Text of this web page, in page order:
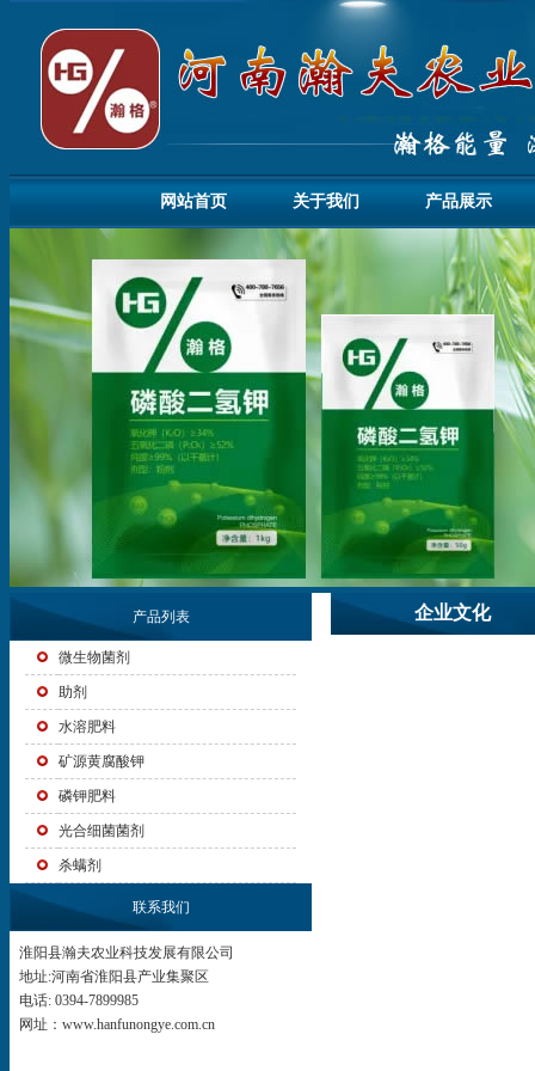
网站首页 关于我们 产品展示
产品列表
微生物菌剂
助剂
水溶肥料
矿源黄腐酸钾
磷钾肥料
光合细菌菌剂
杀螨剂
联系我们
淮阳县瀚夫农业科技发展有限公司
地址:河南省淮阳县产业集聚区
电话: 0394-7899985
网址：www.hanfunongye.com.cn
企业文化